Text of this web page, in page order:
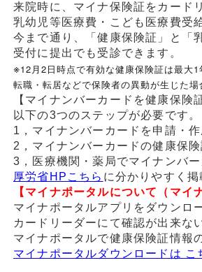
来院時に、マイナ保険証をカード
乳幼児等医療費・こども医療費受
今まで通り、「健康保険証」と「
受付に提出でも受診できます。
※12月2日時点で有効な健康保険証は最大
転職・転居などで保険者の異動が生じた
【マイナンバーカードを健康保険
以下の3つのステップが必要です。
1，マイナンバーカードを申請・作
2，マイナンバーカードの健康保
3，医療機関・薬局でマイナンバ
厚労省HPこちら に分かりやすく掲
【マイナポータルについて（マイ
マイナポータルアプリをダウンロ
カードリーダーにて確認が出来な
マイナポータルで健康保険証情報
マイナポータルダウンロードは こ